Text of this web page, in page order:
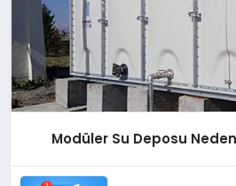
Modüler Su Deposu